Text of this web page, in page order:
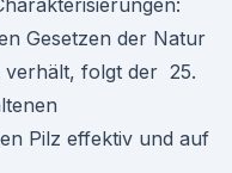
Gesetzen der Natur
verhält, folgt der 25.
Pilz effektiv und auf